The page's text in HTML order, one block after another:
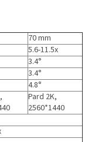
70 mm
5.6-11.5x
3.4°
3.4°
4.8°
Pard 2K,
2560*1440